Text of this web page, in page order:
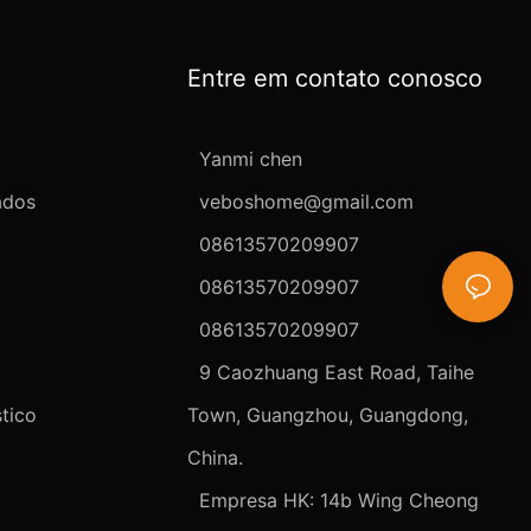
Entre em contato conosco
Yanmi chen
veboshome@gmail.com
08613570209907
08613570209907
08613570209907
9 Caozhuang East Road, Taihe
Town, Guangzhou, Guangdong,
China.
Empresa HK: 14b Wing Cheong